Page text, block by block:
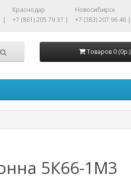
|
Краснодар
+7 (861) 205 79 37 |
Новосибирск
+7 (383) 207 96 46 |
Товаров 0 (0р.)
5К66-1М3